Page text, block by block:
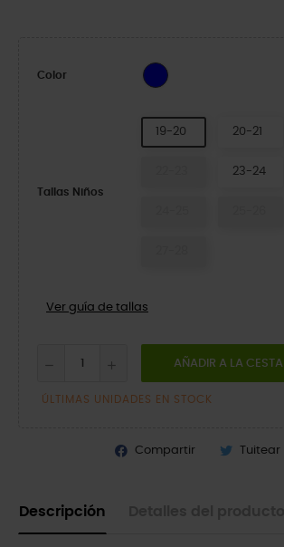
Color Blue
Tallas Niños
19-20 20-21
23-24
Ver guía de tallas
AÑADIR A LA CESTA
ÚLTIMAS UNIDADES EN STOCK
Compartir Tuitear
Descripción